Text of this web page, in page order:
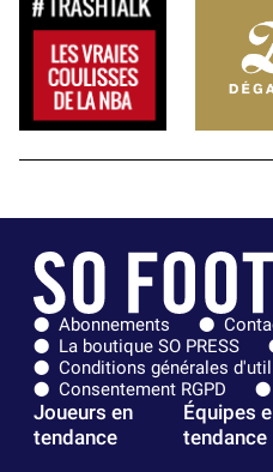
Abonnements
La boutique SO PRESS
Conditions générales
Consentement RGPD
Joueurs en
tendance
Équipes
tendance